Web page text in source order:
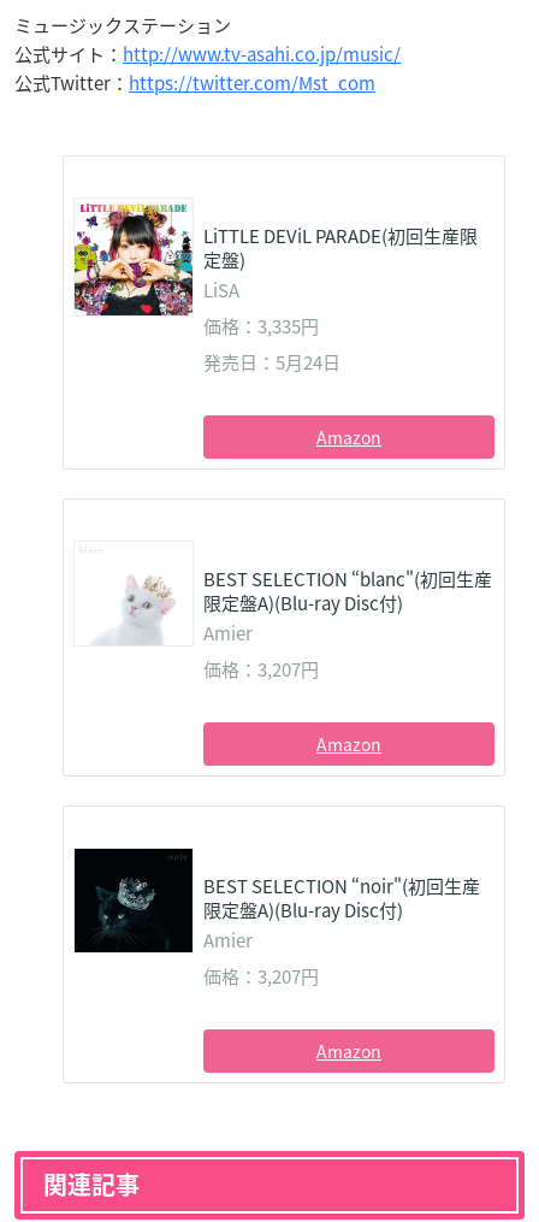
ミュージックステーション
公式サイト： http://www.tv-asahi.co.jp/music/
公式Twitter： https://twitter.com/Mst_com
LiTTLE DEViL PARADE(初回生産限
定盤)
LiSA
価格：3,335円
発売日：5月24日
Amazon
BEST SELECTION “blanc"(初回生産
限定盤A)(Blu-ray Disc付)
Amier
価格：3,207円
Amazon
BEST SELECTION “noir"(初回生産
限定盤A)(Blu-ray Disc付)
Amier
価格：3,207円
Amazon
関連記事